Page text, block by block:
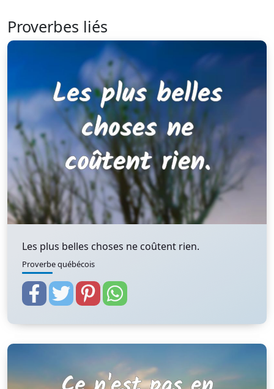
Proverbes liés
Les plus belles choses ne coûtent rien.
Proverbe québécois